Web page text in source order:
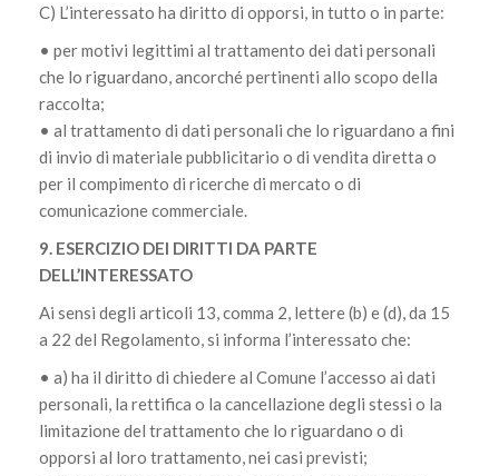
C) L’interessato ha diritto di opporsi, in tutto o in parte:
• per motivi legittimi al trattamento dei dati personali
che lo riguardano, ancorché pertinenti allo scopo della
raccolta;
• al trattamento di dati personali che lo riguardano a fini
di invio di materiale pubblicitario o di vendita diretta o
per il compimento di ricerche di mercato o di
comunicazione commerciale.
9. ESERCIZIO DEI DIRITTI DA PARTE
DELL’INTERESSATO
Ai sensi degli articoli 13, comma 2, lettere (b) e (d), da 15
a 22 del Regolamento, si informa l’interessato che:
• a) ha il diritto di chiedere al Comune l’accesso ai dati
personali, la rettifica o la cancellazione degli stessi o la
limitazione del trattamento che lo riguardano o di
opporsi al loro trattamento, nei casi previsti;